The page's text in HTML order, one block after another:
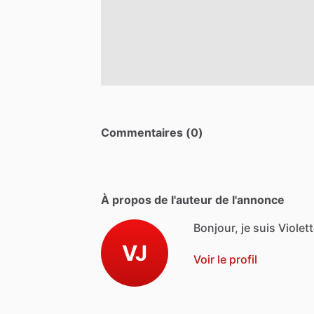
Commentaires (0)
À propos de l'auteur de l'annonce
VJ
Bonjour, je suis
Voir le profil